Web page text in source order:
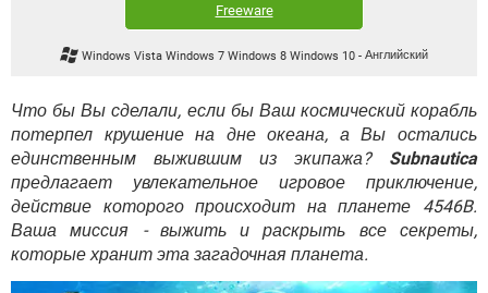
ИГРЫ
WINDOWS 10 ВКОНТАКТЕ
YANDEX
WINDOWS 10 ВКОНТАКТЕ
ВИДЕО
YANDEX
Freeware
Windows Vista Windows 7 Windows 8 Windows 10-Английский
Что бы Вы сделали, если бы Ваш космический корабль
потерпел крушение на дне океана, а Вы остались
единственным выжившим из экипажа? Subnautica
предлагает увлекательное игровое приключение,
действие которого происходит на планете 4546B.
Ваша миссия - выжить и раскрыть все секреты,
которые хранит эта загадочная планета.